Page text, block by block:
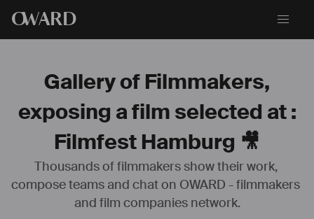
OWARD
Gallery of Filmmakers,
exposing a film selected at :
Filmfest Hamburg 🎥
Thousands of filmmakers show their work,
compose teams and chat on OWARD - filmmakers
and film companies network.
Réalisatrice franco-allemande, travaille à Berlin, Munich, Paris,
Marseille.
A étudié à la HFF Munich dans le département Réalisation.